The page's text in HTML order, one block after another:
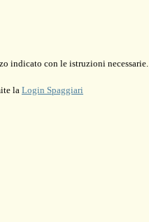
indicato con le istruzioni necessarie.
la Login Spaggiari